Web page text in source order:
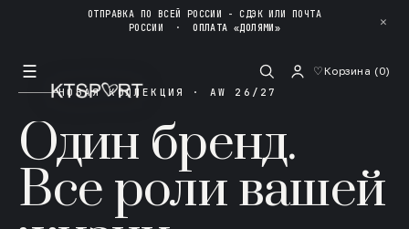
ОТПРАВКА ПО ВСЕЙ РОССИИ - СДЭК ИЛИ ПОЧТА
РОССИИ ·ОПЛАТА «ДОЛЯМИ» ✕
☰ ♡Корзина (0)
НОВАЯ КОЛЛЕКЦИЯ · AW 26/27
Один бренд.
Все роли вашей